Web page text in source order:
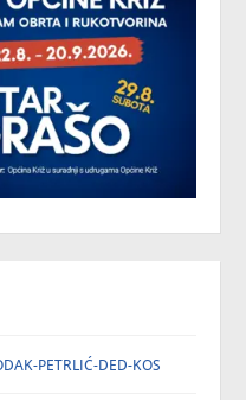
PETRLIĆ-DED-KOS